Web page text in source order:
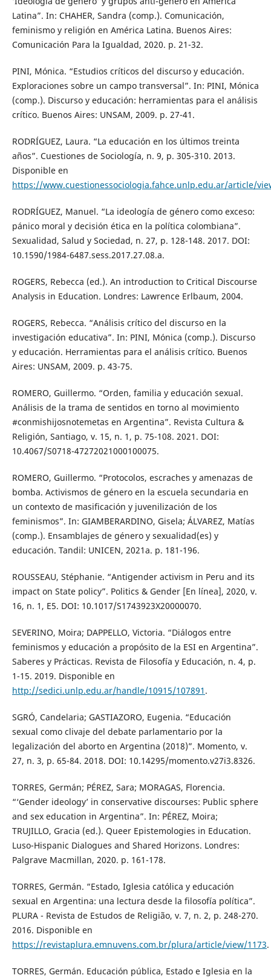
Latina”. In: CHAHER, Sandra (comp.). Comunicación,
feminismo y religión en América Latina. Buenos Aires:
Comunicación Para la Igualdad, 2020. p. 21-32.
PINI, Mónica. “Estudios críticos del discurso y educación.
Exploraciones sobre un campo transversal”. In: PINI, Mónica
(comp.). Discurso y educación: herramientas para el análisis
crítico. Buenos Aires: UNSAM, 2009. p. 27-41.
RODRÍGUEZ, Laura. “La educación en los últimos treinta
años”. Cuestiones de Sociología, n. 9, p. 305-310. 2013.
Disponible en
https://www.cuestionessociologia.fahce.unlp.edu.ar/article/
RODRÍGUEZ, Manuel. “La ideología de género como exceso:
pánico moral y decisión ética en la política colombiana”.
Sexualidad, Salud y Sociedad, n. 27, p. 128-148. 2017. DOI:
10.1590/1984-6487.sess.2017.27.08.a.
ROGERS, Rebecca (ed.). An introduction to Critical Discourse
Analysis in Education. Londres: Lawrence Erlbaum, 2004.
ROGERS, Rebecca. “Análisis crítico del discurso en la
investigación educativa”. In: PINI, Mónica (comp.). Discurso
y educación. Herramientas para el análisis crítico. Buenos
Aires: UNSAM, 2009. p. 43-75.
ROMERO, Guillermo. “Orden, familia y educación sexual.
Análisis de la trama de sentidos en torno al movimiento
#conmishijosnotemetas en Argentina”. Revista Cultura &
Religión, Santiago, v. 15, n. 1, p. 75-108. 2021. DOI:
10.4067/S0718-47272021000100075.
ROMERO, Guillermo. “Protocolos, escraches y amenazas de
bomba. Activismos de género en la escuela secundaria en
un contexto de masificación y juvenilización de los
feminismos”. In: GIAMBERARDINO, Gisela; ÁLVAREZ, Matías
(comp.). Ensamblajes de género y sexualidad(es) y
educación. Tandil: UNICEN, 2021a. p. 181-196.
ROUSSEAU, Stéphanie. “Antigender activism in Peru and its
impact on State policy”. Politics & Gender [En línea], 2020, v.
16, n. 1, E5. DOI: 10.1017/S1743923X20000070.
SEVERINO, Moira; DAPPELLO, Victoria. “Diálogos entre
feminismos y educación a propósito de la ESI en Argentina”.
Saberes y Prácticas. Revista de Filosofía y Educación, n. 4, p.
1-15. 2019. Disponible en
http://sedici.unlp.edu.ar/handle/10915/107891 .
SGRÓ, Candelaria; GASTIAZORO, Eugenia. “Educación
sexual como clivaje del debate parlamentario por la
legalización del aborto en Argentina (2018)”. Momento, v.
27, n. 3, p. 65-84. 2018. DOI: 10.14295/momento.v27i3.8326.
TORRES, Germán; PÉREZ, Sara; MORAGAS, Florencia.
“‘Gender ideology’ in conservative discourses: Public sphere
and sex education in Argentina”. In: PÉREZ, Moira;
TRUJILLO, Gracia (ed.). Queer Epistemologies in Education.
Luso-Hispanic Dialogues and Shared Horizons. Londres:
Palgrave Macmillan, 2020. p. 161-178.
TORRES, Germán. “Estado, Iglesia católica y educación
sexual en Argentina: una lectura desde la filosofía política”.
PLURA - Revista de Estudos de Religião, v. 7, n. 2, p. 248-270.
2016. Disponible en
https://revistaplura.emnuvens.com.br/plura/article/view/1173.
TORRES, Germán. Educación pública, Estado e Iglesia en la